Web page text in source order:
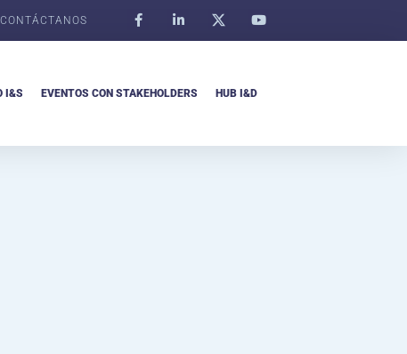
CONTÁCTANOS
I&S EVENTOS CON STAKEHOLDERS HUB I&D